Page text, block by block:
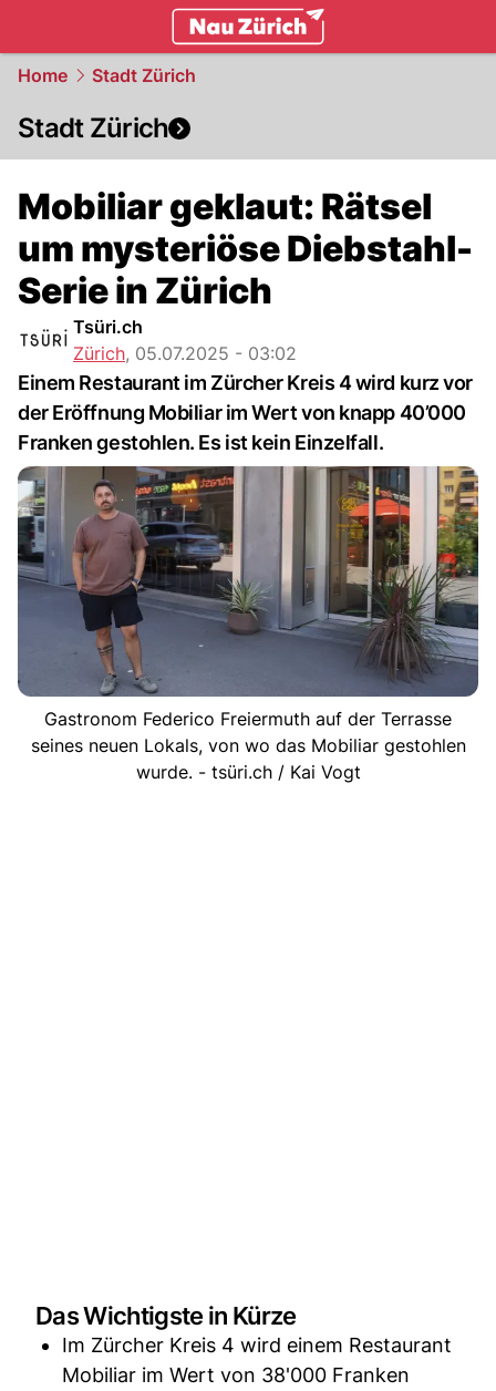
Home Stadt Zürich
Stadt Zürich
Mobiliar geklaut: Rätsel
um mysteriöse Diebstahl-
Serie in Zürich
Tsüri.ch
Zürich, 05.07.2025 - 03:02
Einem Restaurant im Zürcher Kreis 4 wird kurz vor
der Eröffnung Mobiliar im Wert von knapp 40’000
Franken gestohlen. Es ist kein Einzelfall.
Gastronom Federico Freiermuth auf der Terrasse
seines neuen Lokals, von wo das Mobiliar gestohlen
wurde. - tsüri.ch / Kai Vogt
Das Wichtigste in Kürze
Im Zürcher Kreis 4 wird einem Restaurant
Mobiliar im Wert von 38'000 Franken